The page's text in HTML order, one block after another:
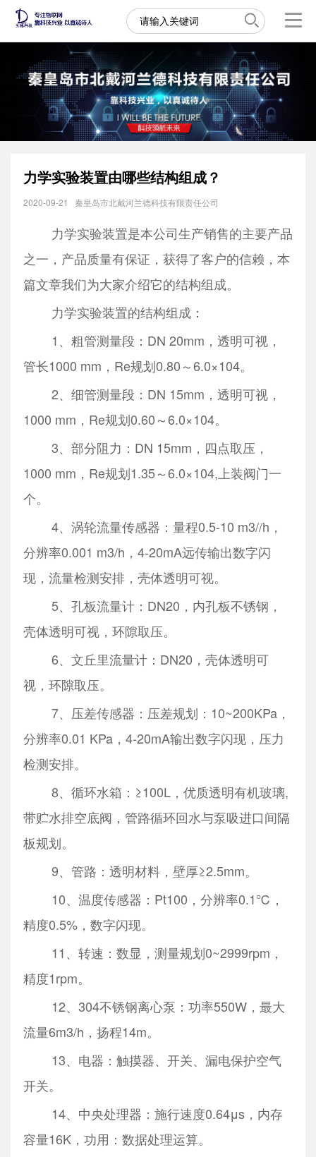
力学实验装置由哪些结构组成？
2020-09-21 秦皇岛市北戴河兰德科技有限责任公司
力学实验装置是本公司生产销售的主要产品
之一，产品质量有保证，获得了客户的信赖，本
篇文章我们为大家介绍它的结构组成。
力学实验装置的结构组成：
1、粗管测量段：DN 20mm，透明可视，
管长1000 mm，Re规划0.80～6.0×104。
2、细管测量段：DN 15mm，透明可视，
1000 mm，Re规划0.60～6.0×104。
3、部分阻力：DN 15mm，四点取压，
1000 mm，Re规划1.35～6.0×104,上装阀门一
个。
4、涡轮流量传感器：量程0.5-10 m3//h，
分辨率0.001 m3/h，4-20mA远传输出数字闪
现，流量检测安排，壳体透明可视。
5、孔板流量计：DN20，内孔板不锈钢，
壳体透明可视，环隙取压。
6、文丘里流量计：DN20，壳体透明可
视，环隙取压。
7、压差传感器：压差规划：10~200KPa，
分辨率0.01 KPa，4-20mA输出数字闪现，压力
检测安排。
8、循环水箱：≥100L，优质透明有机玻璃,
带贮水排空底阀，管路循环回水与泵吸进口间隔
板规划。
9、管路：透明材料，壁厚≥2.5mm。
10、温度传感器：Pt100，分辨率0.1℃，
精度0.5%，数字闪现。
11、转速：数显，测量规划0~2999rpm，
精度1rpm。
12、304不锈钢离心泵：功率550W，最大
流量6m3/h，扬程14m。
13、电器：触摸器、开关、漏电保护空气
开关。
14、中央处理器：施行速度0.64μs，内存
容量16K，功用：数据处理运算。